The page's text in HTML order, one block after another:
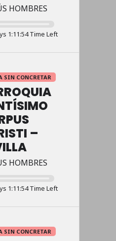
HOMBRES
1:11:54 Time Left
SIN CONCRETAR
–
HOMBRES
1:11:54 Time Left
SIN CONCRETAR